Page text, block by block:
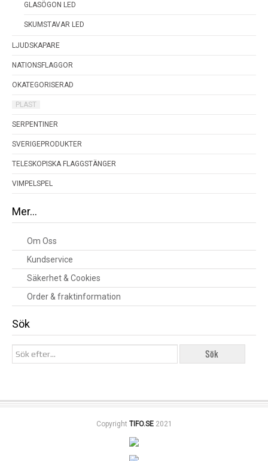
GLASÖGON LED
SKUMSTAVAR LED
LJUDSKAPARE
NATIONSFLAGGOR
OKATEGORISERAD
PLAST
SERPENTINER
SVERIGEPRODUKTER
TELESKOPISKA FLAGGSTÄNGER
VIMPELSPEL
Mer…
Om Oss
Kundservice
Säkerhet & Cookies
Order & fraktinformation
Sök
Copyright TIFO.SE2021